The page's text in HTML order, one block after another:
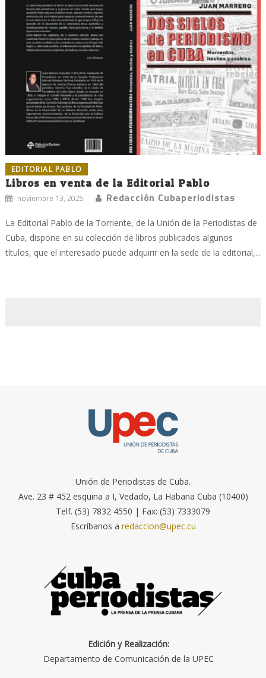
EDITORIAL PABLO
Libros en venta de la Editorial Pablo
noviembre 13, 2025 Redacción Cubaperiodistas
La Editorial Pablo de la Torriente, de la Unión de la Periodistas de
Cuba, dispone en su colección de libros publicados algunos
títulos, que el interesado puede adquirir en la sede de la editorial,...
Unión de Periodistas de Cuba.
Ave. 23 # 452 esquina a I, Vedado, La Habana Cuba (10400)
Telf. (53) 7832 4550 | Fax: (53) 7333079
Escríbanos a redaccion@upec.cu
Edición y Realización:
Departamento de Comunicación de la UPEC